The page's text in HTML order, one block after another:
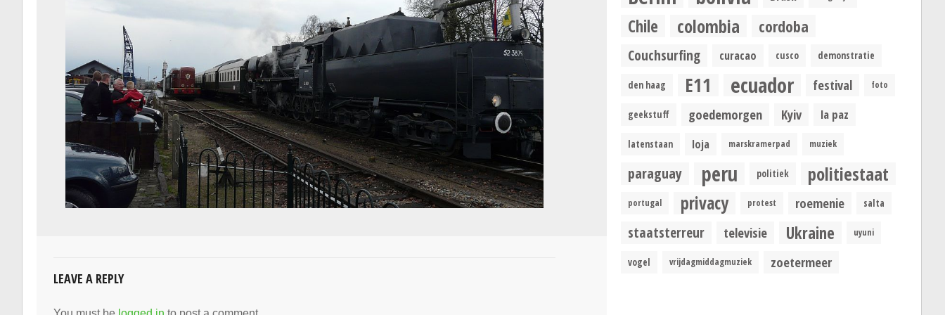
LEAVE A REPLY
Chile colombia cordoba
Couchsurfing curacao cusco demonstratie
den haag E11 ecuador festival foto
geekstuff goedemorgen Kyiv la paz
latenstaan loja marskramerpad muziek
paraguay peru politiek politiestaat
portugal privacy protest roemenie salta
staatsterreur televisie Ukraine uyuni
vogel vrijdagmiddagmuziek zoetermeer